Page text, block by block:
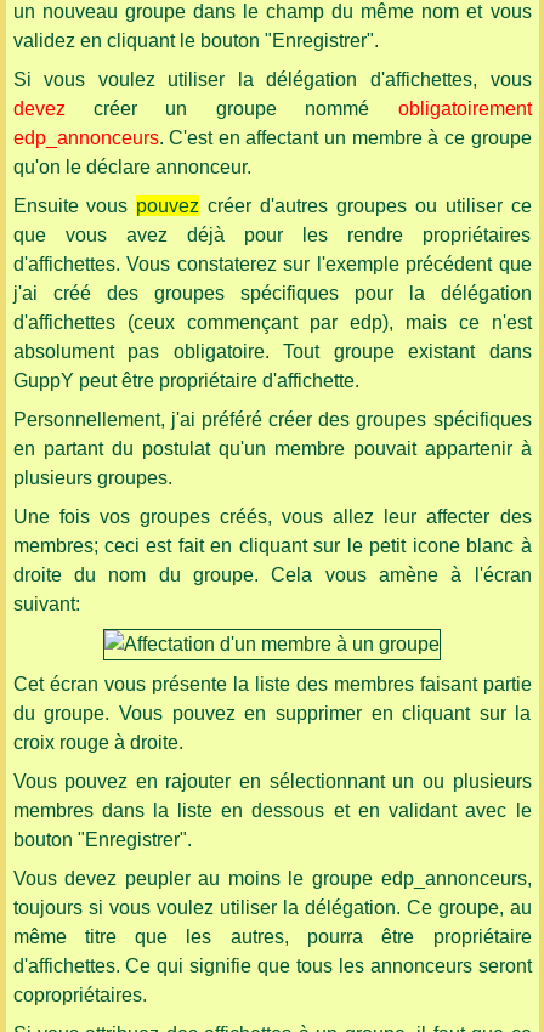
un nouveau groupe dans le champ du même nom et vous
validez en cliquant le bouton "Enregistrer".
Si vous voulez utiliser la délégation d'affichettes, vous
devez créer un groupe nommé obligatoirement
edp_annonceurs. C'est en affectant un membre à ce groupe
qu'on le déclare annonceur.
Ensuite vous pouvez créer d'autres groupes ou utiliser ce
que vous avez déjà pour les rendre propriétaires
d'affichettes. Vous constaterez sur l'exemple précédent que
j'ai créé des groupes spécifiques pour la délégation
d'affichettes (ceux commençant par edp), mais ce n'est
absolument pas obligatoire. Tout groupe existant dans
GuppY peut être propriétaire d'affichette.
Personnellement, j'ai préféré créer des groupes spécifiques
en partant du postulat qu'un membre pouvait appartenir à
plusieurs groupes.
Une fois vos groupes créés, vous allez leur affecter des
membres; ceci est fait en cliquant sur le petit icone blanc à
droite du nom du groupe. Cela vous amène à l'écran
suivant:
Cet écran vous présente la liste des membres faisant partie
du groupe. Vous pouvez en supprimer en cliquant sur la
croix rouge à droite.
Vous pouvez en rajouter en sélectionnant un ou plusieurs
membres dans la liste en dessous et en validant avec le
bouton "Enregistrer".
Vous devez peupler au moins le groupe edp_annonceurs,
toujours si vous voulez utiliser la délégation. Ce groupe, au
même titre que les autres, pourra être propriétaire
d'affichettes. Ce qui signifie que tous les annonceurs seront
copropriétaires.